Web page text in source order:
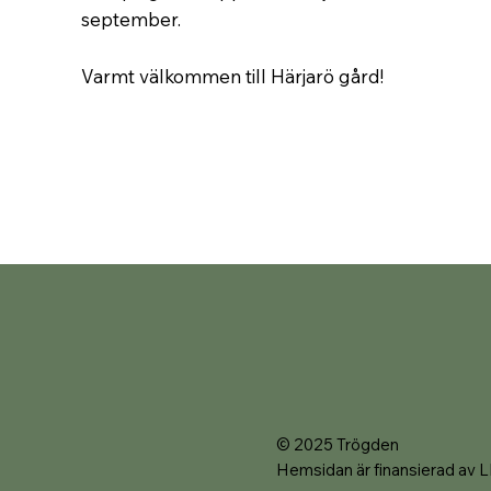
september.
Varmt välkommen till Härjarö gård!
© 2025 Trögden
Hemsidan är finansierad av